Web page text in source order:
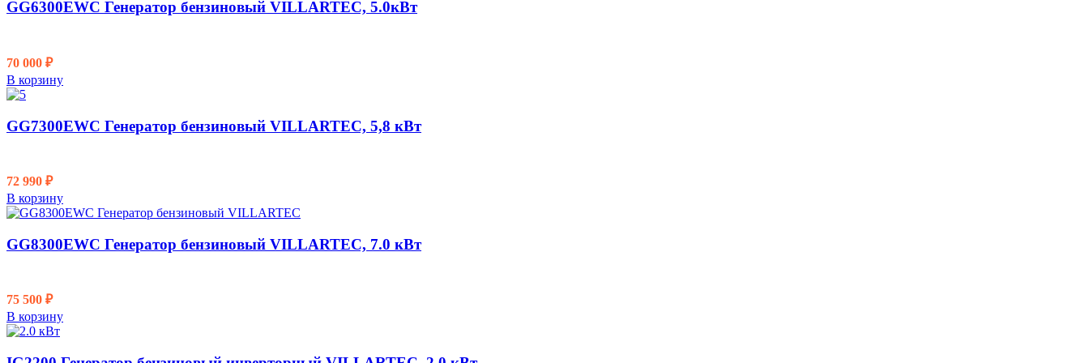
GG6300ЕWC Генератор бензиновый VILLARTEC, 5.0кВт
70 000 ₽
В корзину
GG7300ЕWC Генератор бензиновый VILLARTEC, 5,8 кВт
72 990 ₽
В корзину
GG8300ЕWC Генератор бензиновый VILLARTEC, 7.0 кВт
75 500 ₽
В корзину